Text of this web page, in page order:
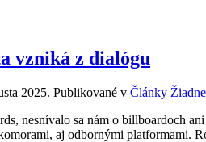
vzniká z dialógu
2025. Publikované v Články
nesnívalo sa nám o billboardoch
aj odbornými platformami.